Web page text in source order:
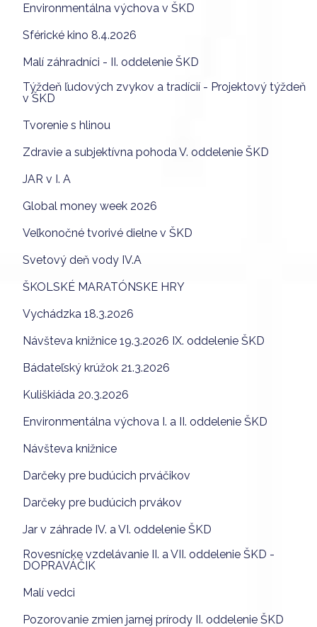
Environmentálna výchova v ŠKD
Sférické kino 8.4.2026
Malí záhradníci - II. oddelenie ŠKD
Týždeň ľudových zvykov a tradícií - Projektový týždeň
v ŠKD
Tvorenie s hlinou
Zdravie a subjektívna pohoda V. oddelenie ŠKD
JAR v I. A
Global money week 2026
Veľkonočné tvorivé dielne v ŠKD
Svetový deň vody IV.A
ŠKOLSKÉ MARATÓNSKE HRY
Vychádzka 18.3.2026
Návšteva knižnice 19.3.2026 IX. oddelenie ŠKD
Bádateľský krúžok 21.3.2026
Kuliškiáda 20.3.2026
Environmentálna výchova I. a II. oddelenie ŠKD
Návšteva knižnice
Darčeky pre budúcich prváčikov
Darčeky pre budúcich prvákov
Jar v záhrade IV. a VI. oddelenie ŠKD
Rovesnícke vzdelávanie II. a VII. oddelenie ŠKD -
DOPRAVÁČIK
Malí vedci
Pozorovanie zmien jarnej prírody II. oddelenie ŠKD